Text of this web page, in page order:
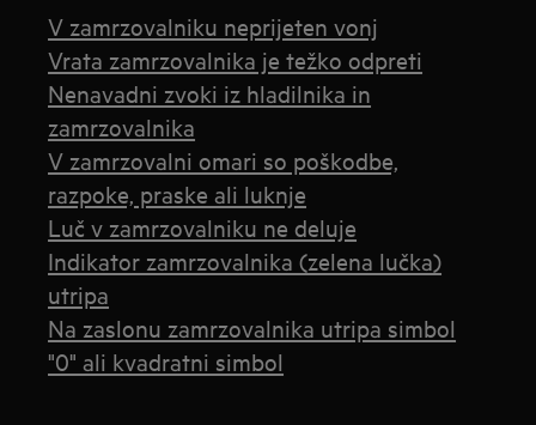
V zamrzovalniku neprijeten vonj
Vrata zamrzovalnika je težko odpreti
Nenavadni zvoki iz hladilnika in
zamrzovalnika
V zamrzovalni omari so poškodbe,
razpoke, praske ali luknje
Luč v zamrzovalniku ne deluje
Indikator zamrzovalnika (zelena lučka)
utripa
Na zaslonu zamrzovalnika utripa simbol
"0" ali kvadratni simbol